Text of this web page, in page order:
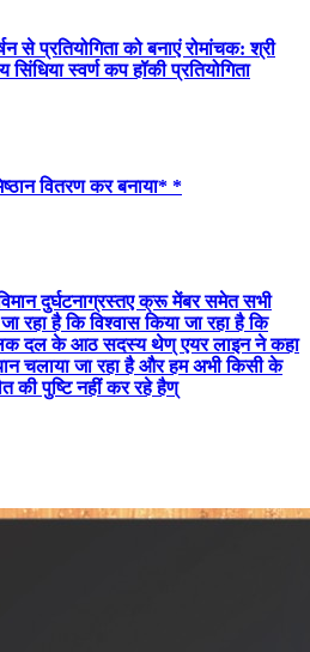
से प्रतियोगिता को बनाएं रोमांचक: श्री
स्वर्ण कप हॉकी प्रतियोगिता
वितरण कर बनाया* *
दुर्घटनाग्रस्तए क्रू मेंबर समेत सभी
रहा है कि विश्वास किया जा रहा है कि
दल के आठ सदस्य थेण् एयर लाइन ने कहा
चलाया जा रहा है और हम अभी किसी के
की पुष्टि नहीं कर रहे हैण्